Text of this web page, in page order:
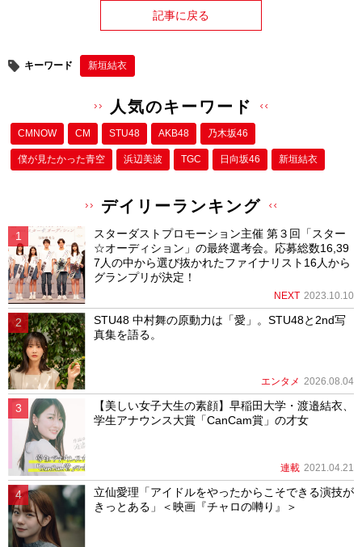
記事に戻る
キーワード 新垣結衣
人気のキーワード
CMNOW CM STU48 AKB48 乃木坂46
僕が⾒たかった⻘空 浜辺美波 TGC 日向坂46 新垣結衣
デイリーランキング
スターダストプロモーション主催 第３回「スター
☆オーディション」の最終選考会。応募総数16,39
7人の中から選び抜かれたファイナリスト16人から
グランプリが決定！
NEXT 2023.10.10
STU48 中村舞の原動力は「愛」。STU48と2nd写
真集を語る。
エンタメ 2026.08.04
【美しい女子大生の素顔】早稲田大学・渡邉結衣、
学生アナウンス大賞「CanCam賞」の才女
連載 2021.04.21
立仙愛理「アイドルをやったからこそできる演技が
きっとある」＜映画『チャロの囀り』＞